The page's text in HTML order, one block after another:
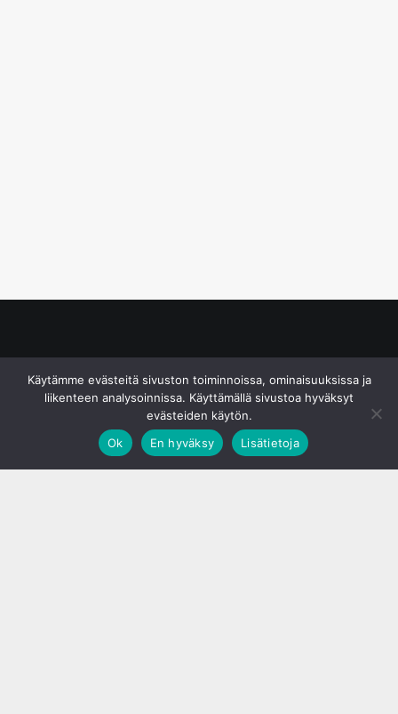
Käytämme evästeitä sivuston toiminnoissa, ominaisuuksissa ja
liikenteen analysoinnissa. Käyttämällä sivustoa hyväksyt
evästeiden käytön.
Ok
En hyväksy Lisätietoja